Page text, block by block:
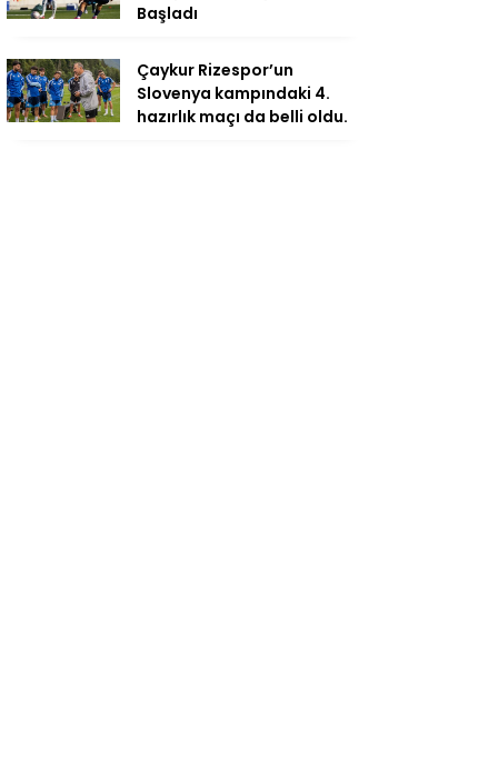
Başladı
Çaykur Rizespor’un
Slovenya kampındaki 4.
hazırlık maçı da belli oldu.